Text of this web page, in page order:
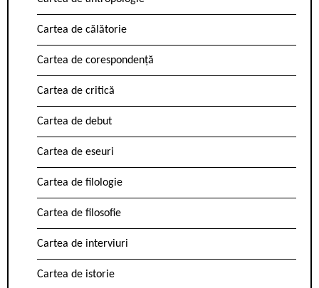
Cartea de călătorie
Cartea de corespondență
Cartea de critică
Cartea de debut
Cartea de eseuri
Cartea de filologie
Cartea de filosofie
Cartea de interviuri
Cartea de istorie